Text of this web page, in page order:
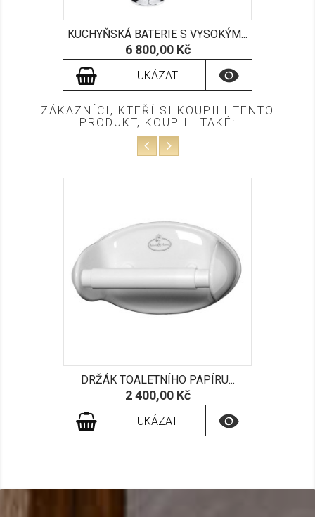
KUCHYŇSKÁ BATERIE S VYSOKÝM...
Cena
6 800,00 Kč
UKÁZAT 
ZÁKAZNÍCI, KTEŘÍ SI KOUPILI TENTO
PRODUKT, KOUPILI TAKÉ:
DRŽÁK TOALETNÍHO PAPÍRU...
Cena
2 400,00 Kč
UKÁZAT 